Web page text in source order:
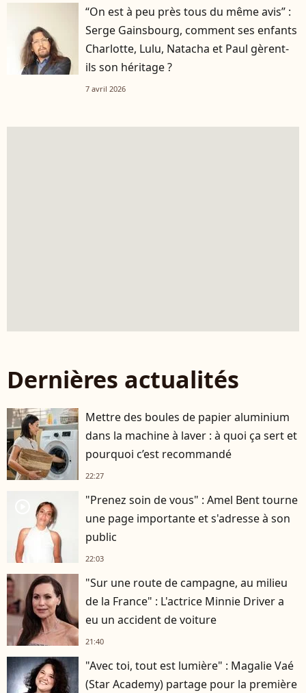
“On est à peu près tous du même avis” :
Serge Gainsbourg, comment ses enfants
Charlotte, Lulu, Natacha et Paul gèrent-
ils son héritage ?
7 avril 2026
Dernières actualités
Mettre des boules de papier aluminium
dans la machine à laver : à quoi ça sert et
pourquoi c’est recommandé
22:27
"Prenez soin de vous" : Amel Bent tourne
une page importante et s'adresse à son
public
22:03
"Sur une route de campagne, au milieu
de la France" : L'actrice Minnie Driver a
eu un accident de voiture
21:40
"Avec toi, tout est lumière" : Magalie Vaé
(Star Academy) partage pour la première